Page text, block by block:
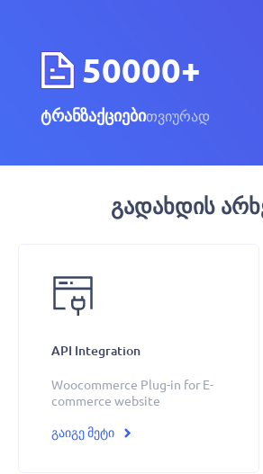
50000+
ტრანზაქციებითვიურად
Გადახდის
API Integration
Woocommerce Plug-in for E-
commerce website
გაიგე მეტი